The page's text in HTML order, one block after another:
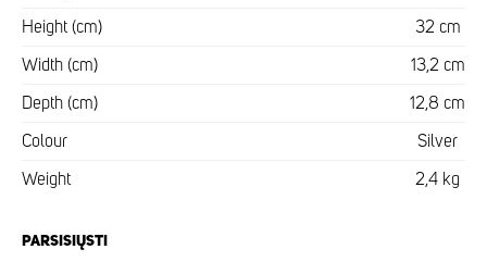
Height (cm) 32 cm
Width (cm) 13,2 cm
Depth (cm) 12,8 cm
Colour Silver
Weight 2,4 kg
PARSISIŲSTI